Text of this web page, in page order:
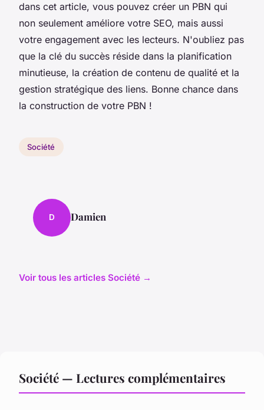
dans cet article, vous pouvez créer un PBN qui
non seulement améliore votre SEO, mais aussi
votre engagement avec les lecteurs. N'oubliez pas
que la clé du succès réside dans la planification
minutieuse, la création de contenu de qualité et la
gestion stratégique des liens. Bonne chance dans
la construction de votre PBN !
Société
D Damien
Voir tous les articles Société →
Société — Lectures complémentaires